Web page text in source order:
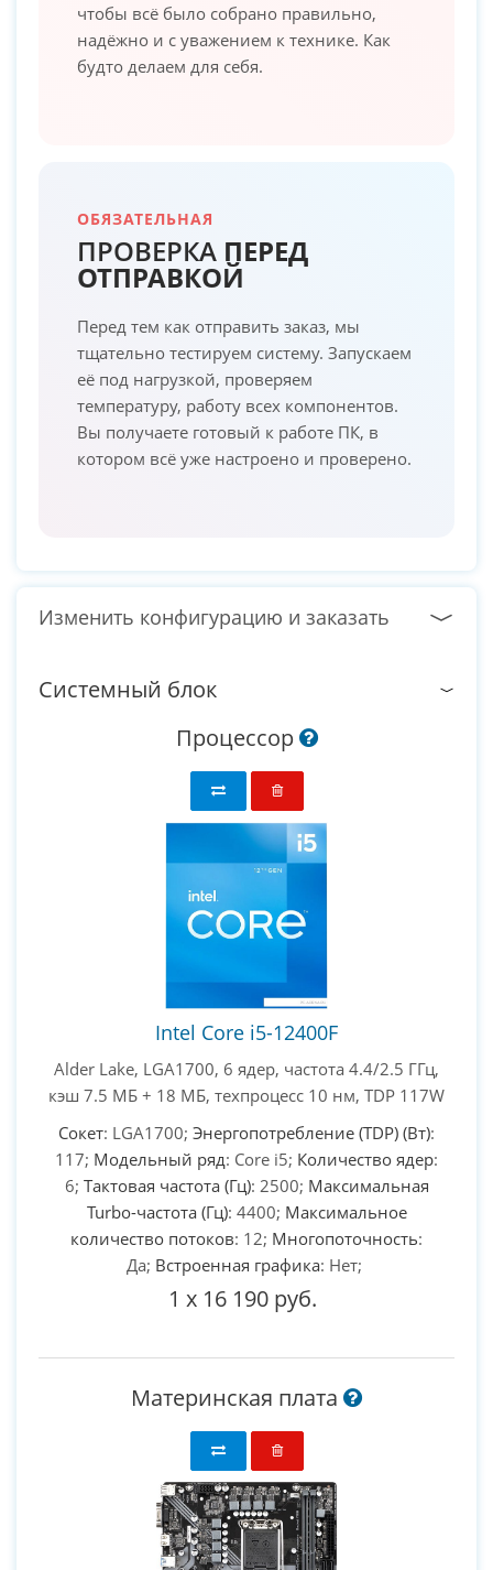
чтобы всё было собрано правильно,
надёжно и с уважением к технике. Как
будто делаем для себя.
ОБЯЗАТЕЛЬНАЯ
ПРОВЕРКА ПЕРЕД
ОТПРАВКОЙ
Перед тем как отправить заказ, мы
тщательно тестируем систему. Запускаем
её под нагрузкой, проверяем
температуру, работу всех компонентов.
Вы получаете готовый к работе ПК, в
котором всё уже настроено и проверено.
Изменить конфигурацию и заказать
Системный блок
Процессор
Intel Core i5-12400F
Alder Lake, LGA1700, 6 ядер, частота 4.4/2.5 ГГц,
кэш 7.5 МБ + 18 МБ, техпроцесс 10 нм, TDP 117W
Сокет: LGA1700; Энергопотребление (TDP) (Вт):
117; Модельный ряд: Core i5; Количество ядер:
6; Тактовая частота (Гц): 2500; Максимальная
Turbo-частота (Гц): 4400; Максимальное
количество потоков: 12; Многопоточность:
Да; Встроенная графика: Нет;
1 x 16 190 руб.
Материнская плата